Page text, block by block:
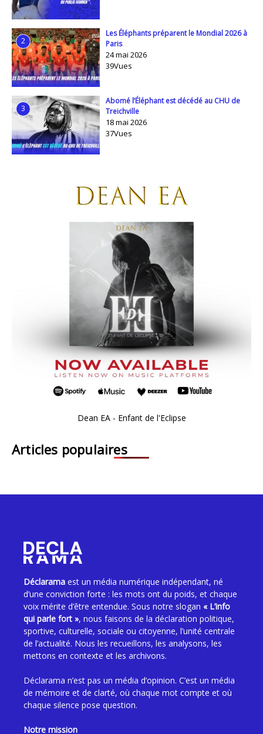
2
Les Éléphants préparent le Mondial 2026 à
Paris
24 mai 2026
39Vues
3
Abomé l’Éléphant est décédé au CHU de
Treichville
18 mai 2026
37Vues
Dean EA - Enfant de l'Eclipse
Articles populaires
Déclarama est un média numérique indépendant, né
d’une conviction forte : les mots ont du poids, et chaque
voix mérite d’être entendue. Sous notre slogan « L’info
qui parle fort », nous faisons de la déclaration politique,
sportive, culturelle, sociale ou citoyenne, l’unité centrale
de l’actualité. Nous les recueillons, les analysons, les
mettons en contexte et les archivons.
Déclarama n’est pas un média d’opinion. C’est un média
de mémoire et de clarté, où chaque mot compte et où
chaque silence pose question.
Notre mission